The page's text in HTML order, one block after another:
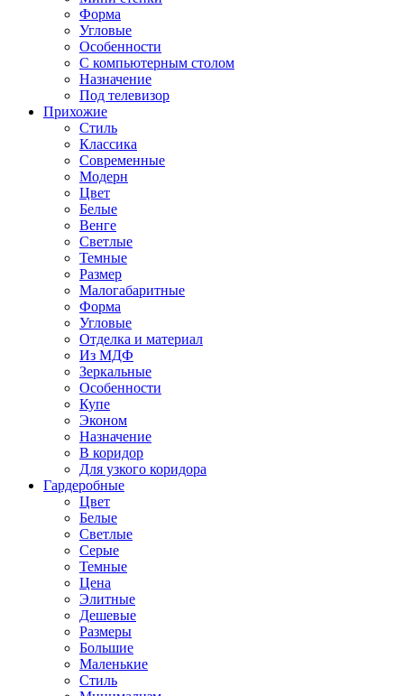
Форма
Угловые
Особенности
С компьютерным столом
Назначение
Под телевизор
Прихожие
Стиль
Классика
Современные
Модерн
Цвет
Белые
Венге
Светлые
Темные
Размер
Малогабаритные
Форма
Угловые
Отделка и материал
Из МДФ
Зеркальные
Особенности
Купе
Эконом
Назначение
В коридор
Для узкого коридора
Гардеробные
Цвет
Белые
Светлые
Серые
Темные
Цена
Элитные
Дешевые
Размеры
Большие
Маленькие
Стиль